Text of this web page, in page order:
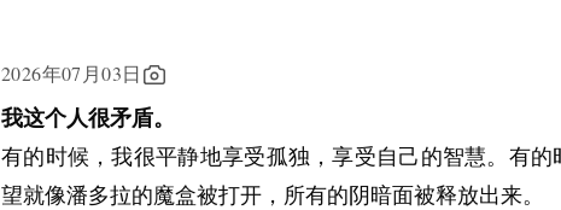
2026年07月03日
我这个人很矛盾。
有的时候，我很平静地享受孤独，享受自己的智慧。有
望就像潘多拉的魔盒被打开，所有的阴暗面被释放出来。